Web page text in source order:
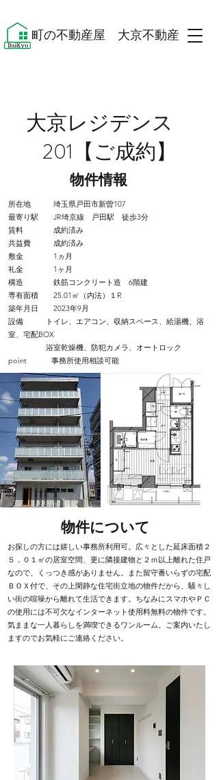
​町の不動産屋 大京不動産 ​
大京レジデンス
201【ご成約】
​物件情報
所在地 埼玉県戸田市新曽107
最寄り駅 JR埼京線 戸田駅 徒歩3分
賃料 成約済み
共益費 成約済み
敷金 1ヵ月
礼金 1ヶ月
構造 鉄筋コンクリート造 6階建
専有面積 25.01㎡（内法）１R
築年月日 2023年9月
設備 トイレ、エアコン、収納スペース、給湯機、浴
室、宅配BOX
浴室乾燥機、防犯カメラ、オートロック
point 事務所使用相談可能
​物件について
お探しの方には嬉しい事務所利用可。広々とした延床面積２
５．０１㎡の居室空間、更に隣接建物と２ｍ以上離れた住戸
なので、くっつき感がありません。また留守番いらずの宅配
ＢＯＸ付で、その上閑静な住宅街立地の物件だから、騒々し
い街の喧噪から離れて生活できます。ちなみにスマホやＰＣ
の使用には不可欠なインターネット使用料無料の物件です。
気ままな一人暮らしを満喫できるワンルーム。ご案内いたし
ますのでお気軽にご連絡ください。